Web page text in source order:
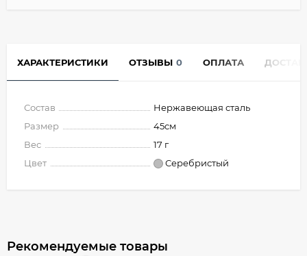
ХАРАКТЕРИСТИКИ ОТЗЫВЫ 0 ОПЛАТА
Состав
Нержавеющая сталь
Размер
45см
Вес
17 г
Цвет
Серебристый
Рекомендуемые товары